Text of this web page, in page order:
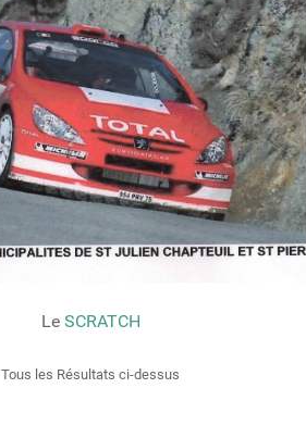
Le SCRATCH
Tous les Résultats ci-dessus